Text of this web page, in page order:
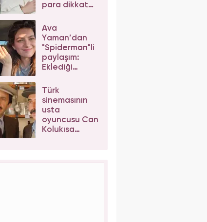
para dikkat
Ava
Yaman’dan
"Spiderman"li
paylaşım:
Eklediği
sosyal
medyayı
karıştırdı
Türk
sinemasının
usta
oyuncusu Can
Kolukısa